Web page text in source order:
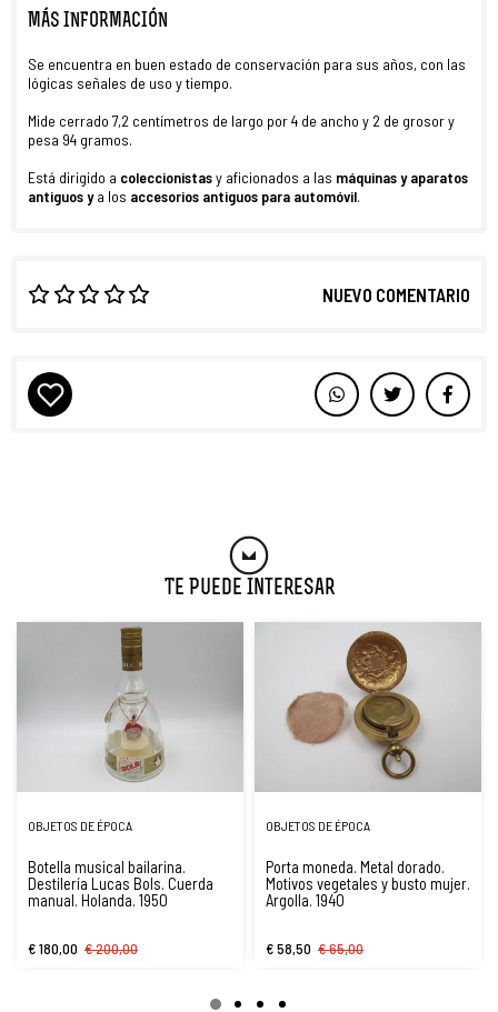
MÁS INFORMACIÓN
Se encuentra en buen estado de conservación para sus años, con las
lógicas señales de uso y tiempo.
Mide cerrado 7,2 centímetros de largo por 4 de ancho y 2 de grosor y
pesa 94 gramos.
Está dirigido a coleccionistasy aficionados a las máquinas y aparatos
antiguos ya los accesorios antiguos para automóvil.
NUEVO COMENTARIO
Te Puede Interesar
OBJETOS DE ÉPOCA
Botella musical bailarina.
Destilería Lucas Bols. Cuerda
manual. Holanda. 1950
€ 180,00 € 200,00
OBJETOS DE ÉPOCA
Porta moneda. Metal dorado.
Motivos vegetales y busto mujer.
Argolla. 1940
€ 58,50 € 65,00